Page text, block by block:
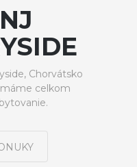
Chorvátsko
celkom